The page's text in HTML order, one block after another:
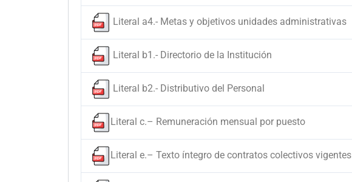
Literal a4.- Metas y objetivos unidades administrativas
Literal b1.- Directorio de la Institución
Literal b2.- Distributivo del Personal
Literal c.– Remuneración mensual por puesto
Literal e.– Texto íntegro de contratos colectivos vigentes